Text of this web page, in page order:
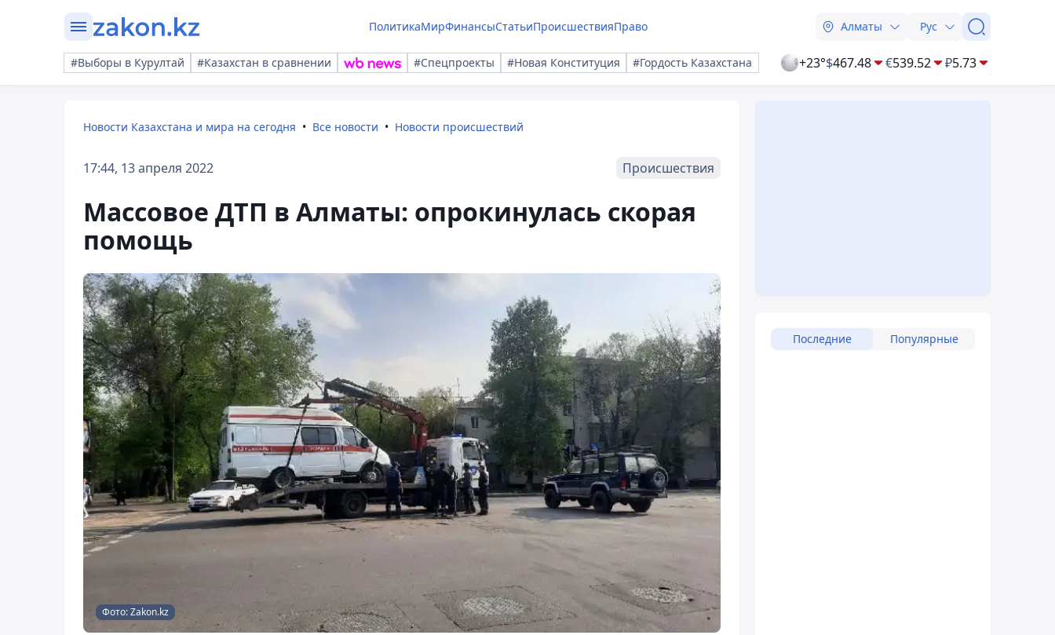
ПолитикаМирФинансыСтатьиПроисшествияПраво Алматы Рус
#Выборы в Курултай #Казахстан в сравнении #Спецпроекты #Новая Конституция #Гордость Казахстана +23°$467.48 €539.52 ₽5.73
Новости Казахстана и мира на сегодня Все новости Новости происшествий
17:44, 13 апреля 2022 Происшествия
Массовое ДТП в Алматы: опрокинулась скорая
помощь
Фото: Zakon.kz
Последние Популярные